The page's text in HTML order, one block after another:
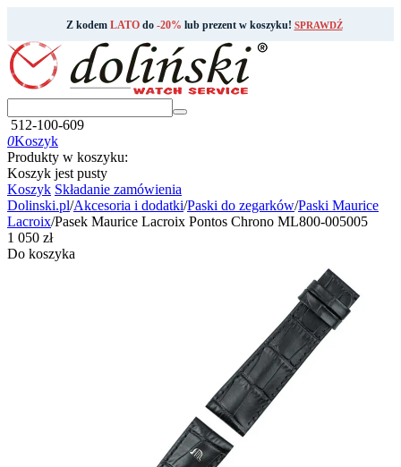
Z kodem LATOdo -20% lub prezent w koszyku! SPRAWDŹ
512-100-609
0Koszyk
Produkty w koszyku:
Koszyk jest pusty
Koszyk Składanie zamówienia
Dolinski.pl/Akcesoria i dodatki/Paski do zegarków/Paski Maurice
Lacroix/Pasek Maurice Lacroix Pontos Chrono ML800-005005
‍1 050‍ zł
Do koszyka